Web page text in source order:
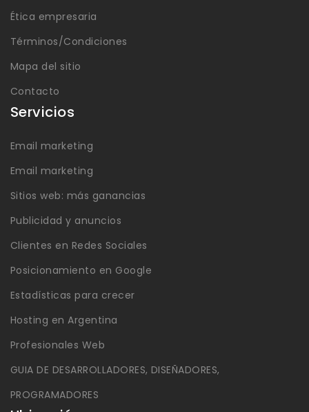
Ética empresaria
Términos/Condiciones
Mapa del sitio
Contacto
Servicios
Email marketing
Email marketing
Sitios web: más ganancias
Publicidad y anuncios
Clientes en Redes Sociales
Posicionamiento en Google
Estadísticas para crecer
Hosting en Argentina
Profesionales Web
GUIA DE DESARROLLADORES, DISEÑADORES,
PROGRAMADORES